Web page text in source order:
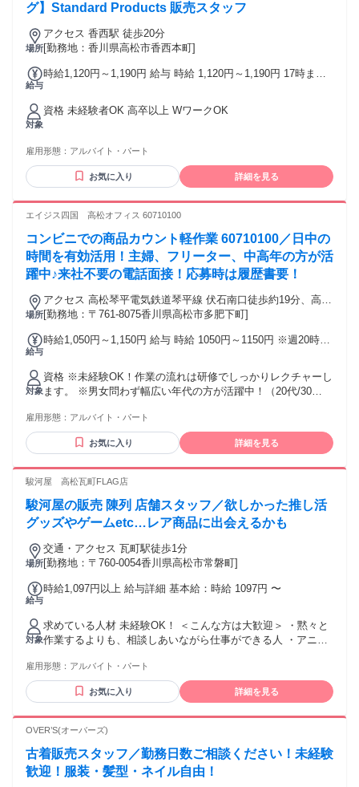
グ】Standard Products 販売スタッフ
場所
アクセス 香西駅 徒歩20分
[勤務地：香川県高松市香西本町]
給与
時給1,120円～1,190円 給与 時給 1,120円～1,190円 17時まで
対象
資格 未経験者OK 高卒以上 WワークOK
雇用形態： アルバイト・パート
お気に入り 詳細を見る
エイジス四国 高松オフィス 60710100
コンビニでの商品カウント軽作業 60710100／日中の
時間を有効活用！主婦、フリーター、中高年の方が活
躍中♪来社不要の電話面接！応募時は履歴書要！
場所
アクセス 高松琴平電気鉄道琴平線 伏石南口徒歩約19分、高松
琴平電気鉄道琴平線 太田（香川県）徒歩約21分 こちらは営業
[勤務地：〒761-8075香川県高松市多肥下町]
給与
時給1,050円～1,150円 給与 時給 1050円～1150円 ※週20時間
用期間1ヶ月は1,050円） 【各種手当】 ・能力手当（社内規定
あり） ・昇給制度（社内規定あり） ・残業手当 交通費：交
通費支給 【マイカー】 交通費精算については自宅から店舗ま
での最短距離をルート検索して1kmあたり25円の燃料費をお
き、高速代や駐車料金はお支払いしていません。
対象
資格 ※未経験OK！作業の流れは研修でしっかりレクチャーし
ます。 ※男女問わず幅広い年代の方が活躍中！（20代/30
はもちろん、副業の方も大歓迎◎ ※お友達同士のご応募も
OK◎
雇用形態： アルバイト・パート
お気に入り 詳細を見る
駿河屋 高松瓦町FLAG店
駿河屋の販売 陳列 店舗スタッフ／欲しかった推し活
グッズやゲームetc…レア商品に出会えるかも
場所
交通・アクセス 瓦町駅徒歩1分
[勤務地：〒760-0054香川県高松市常磐町]
給与
時給1,097円以上 給与詳細 基本給：時給 1097円 〜
対象
求めている人材 未経験OK！ ＜こんな方は大歓迎＞ ・黙々と
作業するよりも、相談しあいながら仕事ができる人 ・アニ
・販売･接客経験のある方歓迎 ・レジ、書籍販売、中古店、文
具販売、雑貨販売経験のある方 ・フルタイムや⻑期で安定し
て働きたい⽅
雇用形態： アルバイト・パート
お気に入り 詳細を見る
OVER’S(オーバーズ)
古着販売スタッフ／勤務日数ご相談ください！未経験
歓迎！服装・髪型・ネイル自由！